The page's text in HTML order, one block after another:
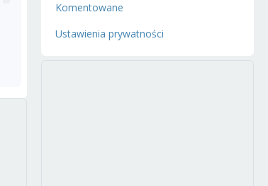
Komentowane
Ustawienia prywatności